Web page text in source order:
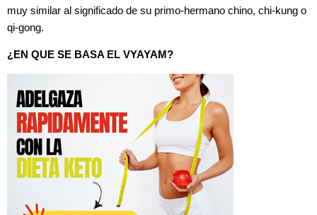
muy similar al significado de su primo-hermano chino, chi-kung o
qi-gong.
¿EN QUE SE BASA EL VYAYAM?